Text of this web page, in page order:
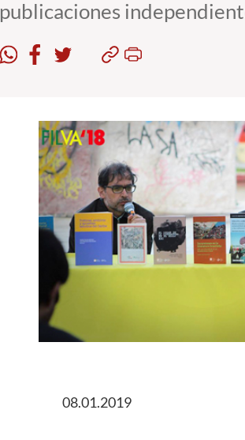
publicaciones
08.01.2019